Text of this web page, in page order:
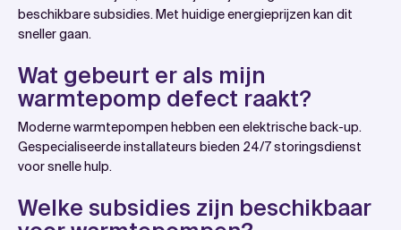
beschikbare subsidies. Met huidige energieprijzen kan dit
sneller gaan.
Wat gebeurt er als mijn
warmtepomp defect raakt?
Moderne warmtepompen hebben een elektrische back-up.
Gespecialiseerde installateurs bieden 24/7 storingsdienst
voor snelle hulp.
Welke subsidies zijn beschikbaar